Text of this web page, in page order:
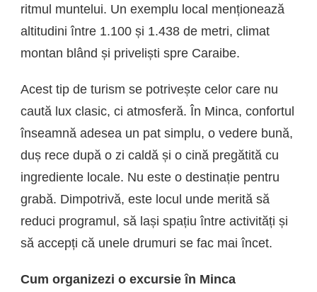
ritmul muntelui. Un exemplu local menționează
altitudini între 1.100 și 1.438 de metri, climat
montan blând și priveliști spre Caraibe.
Acest tip de turism se potrivește celor care nu
caută lux clasic, ci atmosferă. În Minca, confortul
înseamnă adesea un pat simplu, o vedere bună,
duș rece după o zi caldă și o cină pregătită cu
ingrediente locale. Nu este o destinație pentru
grabă. Dimpotrivă, este locul unde merită să
reduci programul, să lași spațiu între activități și
să accepți că unele drumuri se fac mai încet.
Cum organizezi o excursie în Minca